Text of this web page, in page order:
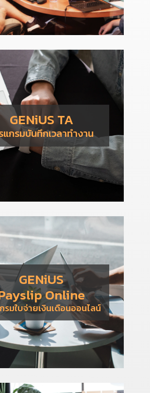
GENiUS TA
แกรมบันทึกเวลาทำงาน
GENiUS
Online
รมใบจ่ายเงินเดือนออนไลน์